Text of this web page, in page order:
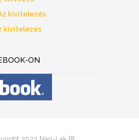
kivitelezés
kivitelezés
ON